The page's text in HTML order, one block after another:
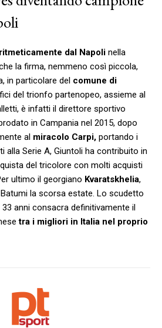
dal Napoli nella
la firma, nemmeno così piccola,
in particolare del comune di
del trionfo partenopeo, assieme al
è infatti il direttore sportivo
in Campania nel 2015, dopo
al miracolo Carpi, portando i
alla Serie A, Giuntoli ha contribuito in
del tricolore con molti acquisti
ultimo il georgiano Kvaratskhelia,
la scorsa estate. Lo scudetto
anni consacra definitivamente il
tra i migliori in Italia nel proprio